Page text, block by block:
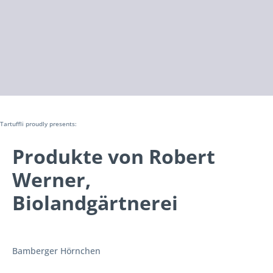
Tartuffli proudly presents:
Produkte von Robert
Werner,
Biolandgärtnerei
Bamberger Hörnchen